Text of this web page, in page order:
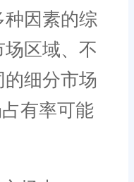
因素的综
区域、不
的细分市场
有率可能